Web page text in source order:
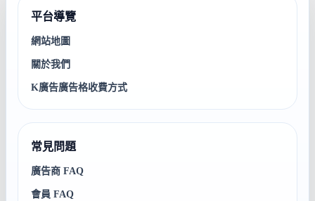
平台導覽
網站地圖
關於我們
K廣告廣告格收費方式
常見問題
廣告商 FAQ
會員 FAQ